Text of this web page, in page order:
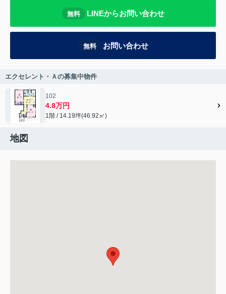
無料 LINEからお問い合わせ
無料 お問い合わせ
エクセレント・Ａの募集中物件
102
4.8万円
1階 / 14.19坪(46.92㎡)
地図